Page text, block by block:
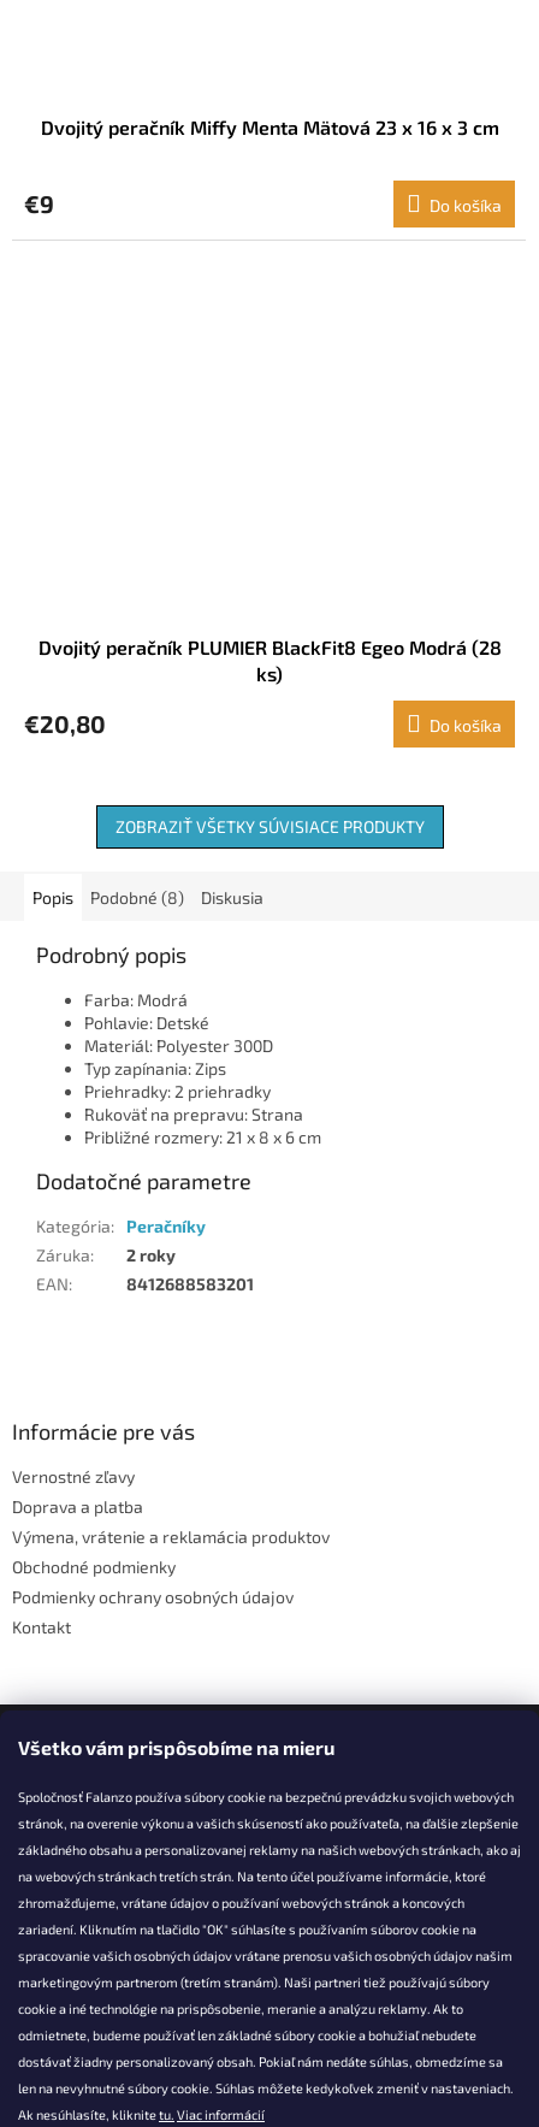
Všetko vám prispôsobíme na mieru
Spoločnosť Falanzo používa súbory cookie na bezpečnú prevádzku svojich webových
stránok, na overenie výkonu a vašich skúseností ako používateľa, na ďalšie zlepšenie
základného obsahu a personalizovanej reklamy na našich webových stránkach, ako aj
na webových stránkach tretích strán. Na tento účel používame informácie, ktoré
zhromažďujeme, vrátane údajov o používaní webových stránok a koncových
zariadení. Kliknutím na tlačidlo "OK" súhlasíte s používaním súborov cookie na
spracovanie vašich osobných údajov vrátane prenosu vašich osobných údajov našim
marketingovým partnerom (tretím stranám). Naši partneri tiež používajú súbory
cookie a iné technológie na prispôsobenie, meranie a analýzu reklamy. Ak to
odmietnete, budeme používať len základné súbory cookie a bohužiaľ nebudete
dostávať žiadny personalizovaný obsah. Pokiaľ nám nedáte súhlas, obmedzíme sa
len na nevyhnutné súbory cookie. Súhlas môžete kedykoľvek zmeniť v nastaveniach.
Ak nesúhlasíte, kliknitetu. Viac informácií
Dvojitý peračník Miffy Menta Mätová 23 x 16 x 3 cm
€9 Do košíka
Dvojitý peračník PLUMIER BlackFit8 Egeo Modrá (28
ks)
€20,80 Do košíka
ZOBRAZIŤ VŠETKY SÚVISIACE PRODUKTY
Popis Podobné (8) Diskusia
Podrobný popis
Farba: Modrá
Pohlavie: Detské
Materiál: Polyester 300D
Typ zapínania: Zips
Priehradky: 2 priehradky
Rukoväť na prepravu: Strana
Približné rozmery: 21 x 8 x 6 cm
Dodatočné parametre
Kategória:
Peračníky
Záruka:
2 roky
EAN: 8412688583201
Informácie pre vás
Vernostné zľavy
Doprava a platba
Výmena, vrátenie a reklamácia produktov
Obchodné podmienky
Podmienky ochrany osobných údajov
Kontakt
Facebook
KONTAKT
info@falanzo.sk
Falanzo.sk
FalanzoSK